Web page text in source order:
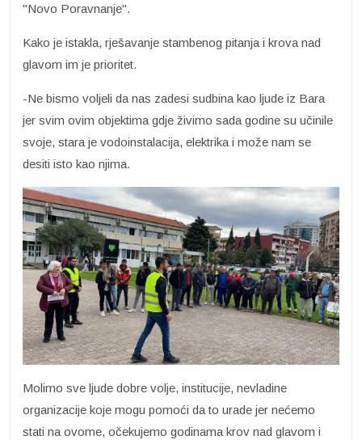
"Novo Poravnanje".
Kako je istakla, rješavanje stambenog pitanja i krova nad
glavom im je prioritet.
-Ne bismo voljeli da nas zadesi sudbina kao ljude iz Bara
jer svim ovim objektima gdje živimo sada godine su učinile
svoje, stara je vodoinstalacija, elektrika i može nam se
desiti isto kao njima.
Molimo sve ljude dobre volje, institucije, nevladine
organizacije koje mogu pomoći da to urade jer nećemo
stati na ovome, očekujemo godinama krov nad glavom i